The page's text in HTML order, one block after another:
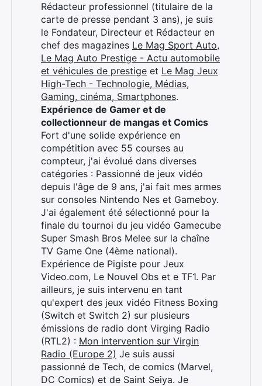
Rédacteur professionnel (titulaire de la
carte de presse pendant 3 ans), je suis
le Fondateur, Directeur et Rédacteur en
chef des magazines Le Mag Sport Auto,
Le Mag Auto Prestige - Actu automobile
et véhicules de prestige et Le Mag Jeux
High-Tech - Technologie, Médias,
Gaming, cinéma, Smartphones.
Expérience de Gamer et de
collectionneur de mangas et Comics
Fort d'une solide expérience en
compétition avec 55 courses au
compteur, j'ai évolué dans diverses
catégories : Passionné de jeux vidéo
depuis l'âge de 9 ans, j'ai fait mes armes
sur consoles Nintendo Nes et Gameboy.
J'ai également été sélectionné pour la
finale du tournoi du jeu vidéo Gamecube
Super Smash Bros Melee sur la chaîne
TV Game One (4ème national).
Expérience de Pigiste pour Jeux
Video.com, Le Nouvel Obs et e TF1. Par
ailleurs, je suis intervenu en tant
qu'expert des jeux vidéo Fitness Boxing
(Switch et Switch 2) sur plusieurs
émissions de radio dont Virging Radio
(RTL2) : Mon intervention sur Virgin
Radio (Europe 2) Je suis aussi
passionné de Tech, de comics (Marvel,
DC Comics) et de Saint Seiya. Je